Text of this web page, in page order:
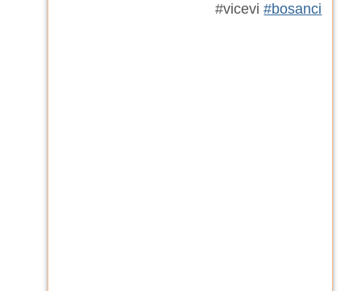
#vicevi#bosanci